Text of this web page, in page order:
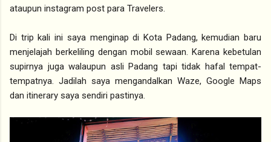
ataupun instagram post para Travelers.
Di trip kali ini saya menginap di Kota Padang, kemudian baru
menjelajah berkeliling dengan mobil sewaan. Karena kebetulan
supirnya juga walaupun asli Padang tapi tidak hafal tempat-
tempatnya. Jadilah saya mengandalkan Waze, Google Maps
dan itinerary saya sendiri pastinya.